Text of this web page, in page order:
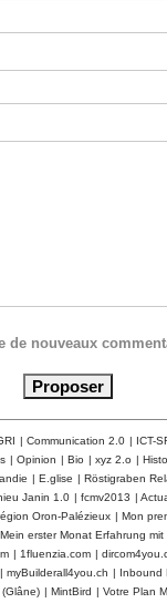
de nouveaux
| Communication 2.0 | ICT-
| Opinion | Bio | xyz 2.o |
| E.glise | Röstigraben
Janin 1.0 | fcmv2013 |
Oron-Palézieux | Mon
Mein erster Monat Erfahrung mit
| 1fluenzia.com |
| myBuilderall4you.ch | Inbound
| MintBird | Votre Plan